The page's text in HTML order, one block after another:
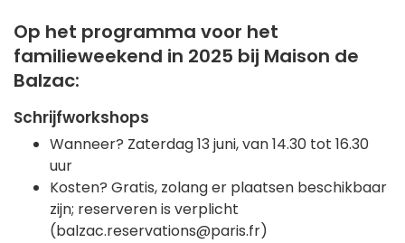
Op het programma voor het
familieweekend in 2025 bij Maison de
Balzac:
Schrijfworkshops
Wanneer? Zaterdag 13 juni, van 14.30 tot 16.30
uur
Kosten? Gratis, zolang er plaatsen beschikbaar
zijn; reserveren is verplicht
(balzac.reservations@paris.fr)